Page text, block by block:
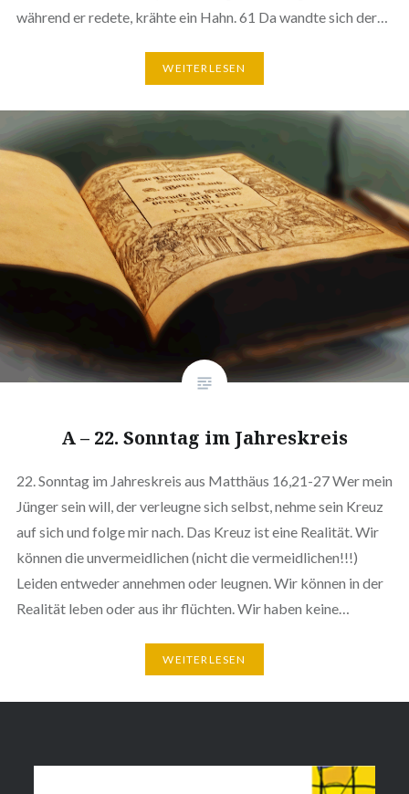
während er redete, krähte ein Hahn. 61 Da wandte sich der…
WEITERLESEN
A – 22. Sonntag im Jahreskreis
22. Sonntag im Jahreskreis aus Matthäus 16,21-27 Wer mein
Jünger sein will, der verleugne sich selbst, nehme sein Kreuz
auf sich und folge mir nach. Das Kreuz ist eine Realität. Wir
können die unvermeidlichen (nicht die vermeidlichen!!!)
Leiden entweder annehmen oder leugnen. Wir können in der
Realität leben oder aus ihr flüchten. Wir haben keine…
WEITERLESEN